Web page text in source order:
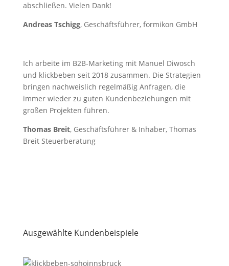
abschließen. Vielen Dank!
Andreas Tschigg, Geschäftsführer, formikon GmbH
Ich arbeite im B2B-Marketing mit Manuel Diwosch
und klickbeben seit 2018 zusammen. Die Strategien
bringen nachweislich regelmäßig Anfragen, die
immer wieder zu guten Kundenbeziehungen mit
großen Projekten führen.
Thomas Breit, Geschäftsführer & Inhaber, Thomas
Breit Steuerberatung
Ausgewählte Kundenbeispiele